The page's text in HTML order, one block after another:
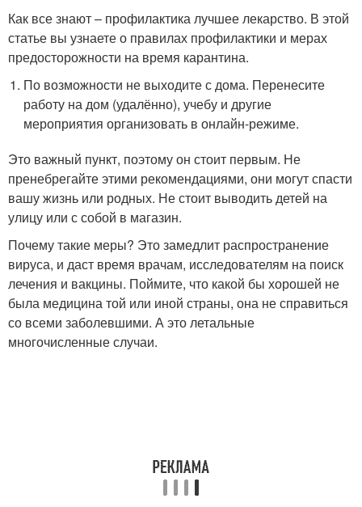
Как все знают – профилактика лучшее лекарство. В этой
статье вы узнаете о правилах профилактики и мерах
предосторожности на время карантина.
По возможности не выходите с дома. Перенесите
работу на дом (удалённо), учебу и другие
мероприятия организовать в онлайн-режиме.
Это важный пункт, поэтому он стоит первым. Не
пренебрегайте этими рекомендациями, они могут спасти
вашу жизнь или родных. Не стоит выводить детей на
улицу или с собой в магазин.
Почему такие меры? Это замедлит распространение
вируса, и даст время врачам, исследователям на поиск
лечения и вакцины. Поймите, что какой бы хорошей не
была медицина той или иной страны, она не справиться
со всеми заболевшими. А это летальные
многочисленные случаи.